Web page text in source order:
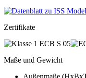
Zertifikate
Maße und Gewicht
Außenmaße